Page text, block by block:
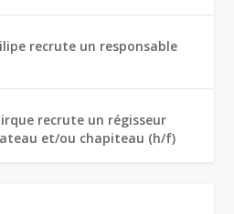
recrute un responsable
recrute un régisseur
et/ou chapiteau (h/f)